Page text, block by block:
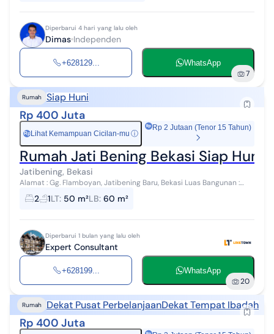
Diperbarui 4 hari yang lalu oleh
Dimas Independen
+628129... WhatsApp
7
Rumah Siap Huni
Rp 400 Juta
Rp Lihat Kemampuan Cicilan-mu ⓘ
Rp 2 Jutaan (Tenor 15 Tahun)
Rumah Jati Bening Bekasi Siap Huni
Jatibening, Bekasi
Alamat : Gg. Flamboyan, Jatibening Baru, Bekasi Luas Bangunan :
60m² Luas Tanah : 50m² Kamar Tidur : 2 Kamar Mandi : 1 Jumlah
Lantai : 1 Sumur B...
2 1LT: 50 m²LB: 60 m²
Diperbarui 1 bulan yang lalu oleh
Expert Consultant
+628199... WhatsApp
20
Rumah Dekat Pusat PerbelanjaanDekat Tempat Ibadah
Rp 400 Juta